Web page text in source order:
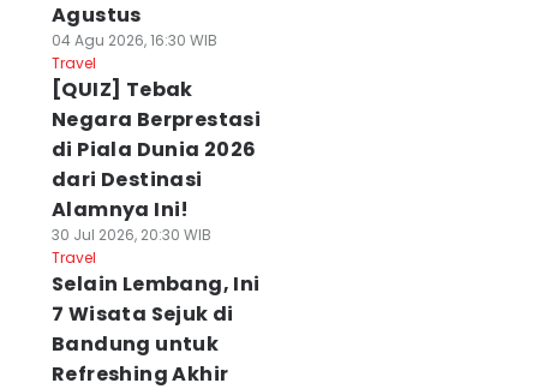
Agustus
04 Agu 2026, 16:30 WIB
Travel
[QUIZ] Tebak
Negara Berprestasi
di Piala Dunia 2026
dari Destinasi
Alamnya Ini!
30 Jul 2026, 20:30 WIB
Travel
Selain Lembang, Ini
7 Wisata Sejuk di
Bandung untuk
Refreshing Akhir